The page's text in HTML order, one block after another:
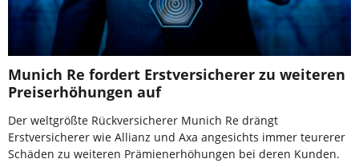
Munich Re fordert Erstversicherer zu weiteren
Preiserhöhungen auf
Der weltgrößte Rückversicherer Munich Re drängt
Erstversicherer wie Allianz und Axa angesichts immer teurerer
Schäden zu weiteren Prämienerhöhungen bei deren Kunden.